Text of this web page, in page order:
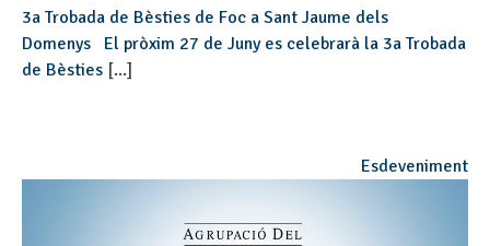
3a Trobada de Bèsties de Foc a Sant Jaume dels
Domenys El pròxim 27 de Juny es celebrarà la 3a Trobada
de Bèsties [...]
Esdeveniment